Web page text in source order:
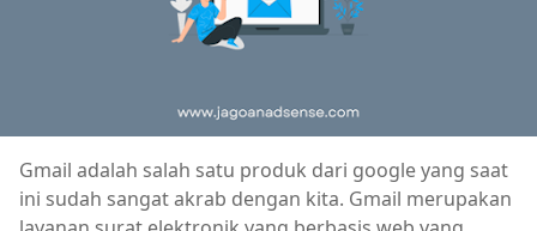
Gmail adalah salah satu produk dari google yang saat
ini sudah sangat akrab dengan kita. Gmail merupakan